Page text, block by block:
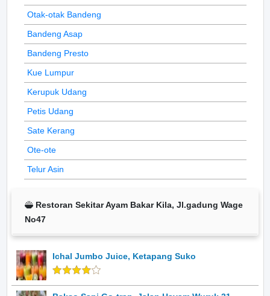
Otak-otak Bandeng
Bandeng Asap
Bandeng Presto
Kue Lumpur
Kerupuk Udang
Petis Udang
Sate Kerang
Ote-ote
Telur Asin
Restoran Sekitar Ayam Bakar Kila, Jl.gadung Wage
No47
Ichal Jumbo Juice, Ketapang Suko